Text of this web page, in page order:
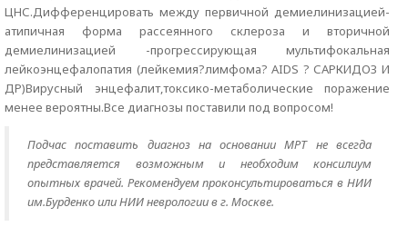
ЦНС.Дифференцировать между первичной демиелинизацией-
атипичная форма рассеянного склероза и вторичной
демиелинизацией -прогрессирующая мультифокальная
лейкоэнцефалопатия (лейкемия?лимфома? AIDS ? САРКИДОЗ И
ДР)Вирусный энцефалит,токсико-метаболические поражение
менее вероятны.Все диагнозы поставили под вопросом!
Подчас поставить диагноз на основании МРТ не всегда
представляется возможным и необходим консилиум
опытных врачей. Рекомендуем проконсультироваться в НИИ
им.Бурденко или НИИ неврологии в г. Москве.